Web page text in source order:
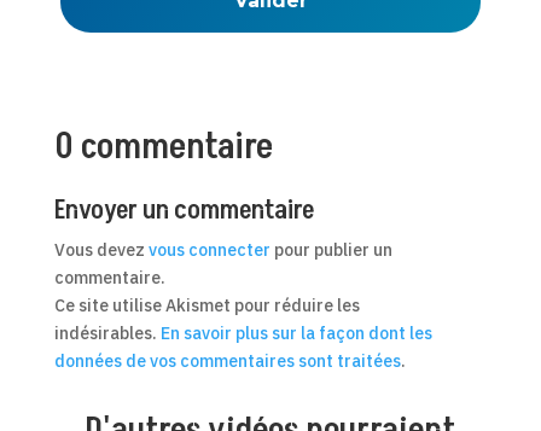
0 commentaire
Envoyer un commentaire
Vous devez vous connecter pour publier un
commentaire.
Ce site utilise Akismet pour réduire les
indésirables. En savoir plus sur la façon dont les
données de vos commentaires sont traitées.